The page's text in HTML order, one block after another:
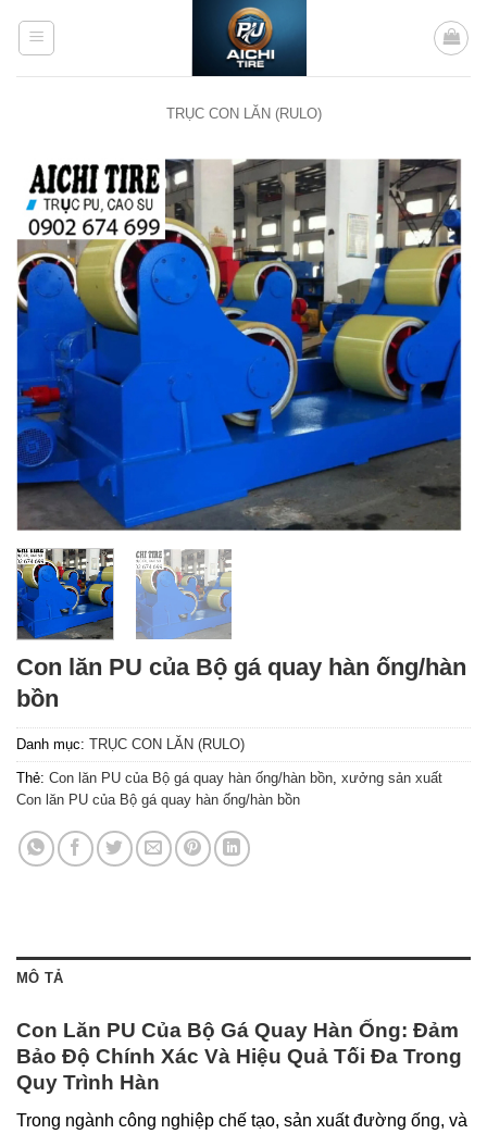
TRỤC CON LĂN (RULO)
Con lăn PU của Bộ gá quay hàn ống/hàn
bồn
Danh mục: TRỤC CON LĂN (RULO)
Thẻ: Con lăn PU của Bộ gá quay hàn ống/hàn bồn xưởng sản xuất
Con lăn PU của Bộ gá quay hàn ống/hàn bồn
MÔ TẢ
Con Lăn PU Của Bộ Gá Quay Hàn Ống: Đảm
Bảo Độ Chính Xác Và Hiệu Quả Tối Đa Trong
Quy Trình Hàn
Trong ngành công nghiệp chế tạo, sản xuất đường ống, và